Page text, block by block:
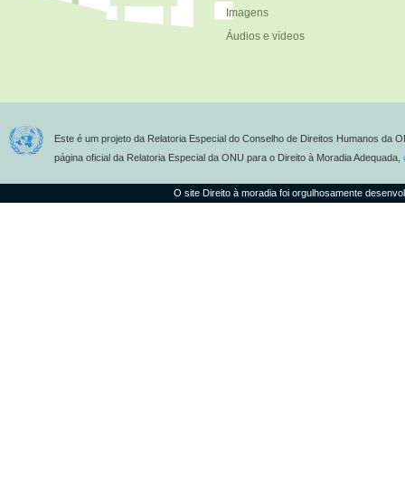
Imagens
Áudios e vídeos
Este é um projeto da Relatoria Especial do Conselho de Direitos Humanos da
página oficial da Relatoria Especial da ONU para o Direito à Moradia Adequada,
O site Direito à moradia foi orgulhosamente